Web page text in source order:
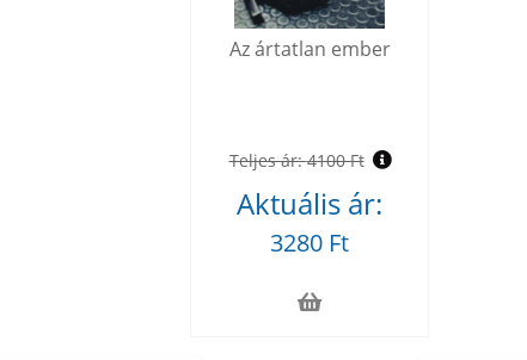
Az ártatlan ember
Teljes ár:4100 Ft
Aktuális ár:
3280 Ft